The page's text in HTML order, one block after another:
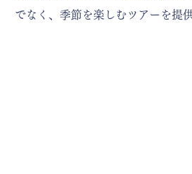
でなく、季節を楽しむツアーを